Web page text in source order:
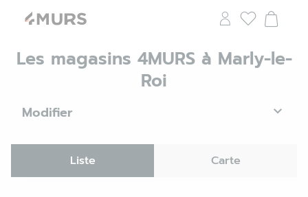
Les magasins 4MURS à Marly-le-
Roi
Modifier
Liste Carte